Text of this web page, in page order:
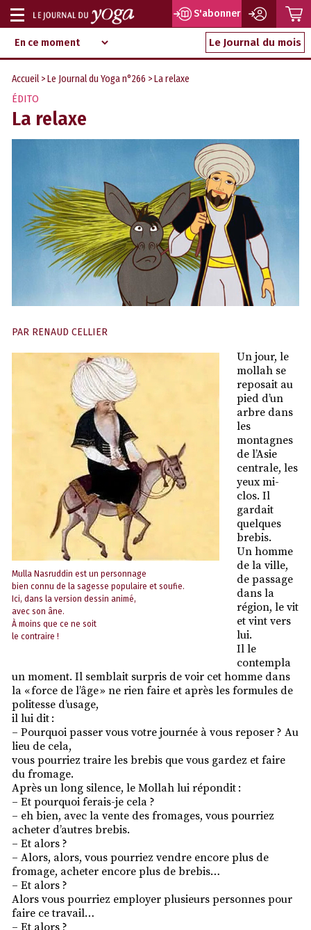
Aller
au
contenu
d‘information
indépendant
Afficher
ou
masquer
la
navigation
S'abonner
Le Journal du mois
Accueil >Le Journal du Yoga n°266 > La relaxe
ÉDITO
La relaxe
PAR RENAUD CELLIER
Mulla Nasruddin est un personnage
bien connu de la sagesse populaire et soufie.
Ici, dans la version dessin animé,
avec son âne.
À moins que ce ne soit
le contraire !
Un jour, le
mollah se
reposait au
pied d’un
arbre dans
les
montagnes
de l’Asie
centrale, les
yeux mi-
clos. Il
gardait
quelques
brebis.
Un homme
de la ville,
de passage
dans la
région, le vit
et vint vers
lui.
Il le
contempla
un moment. Il semblait surpris de voir cet homme dans
la « force de l’âge » ne rien faire et après les formules de
politesse d’usage,
il lui dit :
– Pourquoi passer vous votre journée à vous reposer ? Au
lieu de cela,
vous pourriez traire les brebis que vous gardez et faire
du fromage.
Après un long silence, le Mollah lui répondit :
– Et pourquoi ferais-je cela ?
– eh bien, avec la vente des fromages, vous pourriez
acheter d’autres brebis.
– Et alors ?
– Alors, alors, vous pourriez vendre encore plus de
fromage, acheter encore plus de brebis…
– Et alors ?
Alors vous pourriez employer plusieurs personnes pour
faire ce travail…